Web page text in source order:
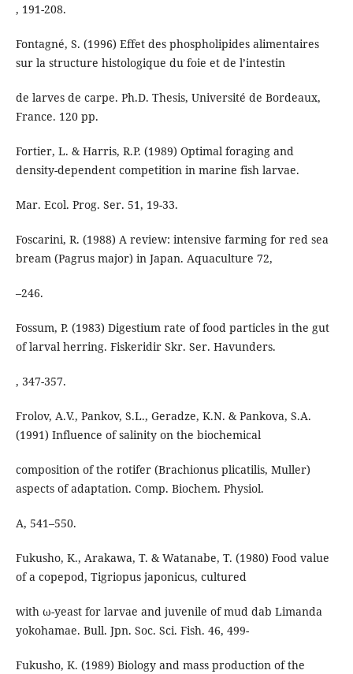
, 191-208.
Fontagné, S. (1996) Effet des phospholipides alimentaires
sur la structure histologique du foie et de l’intestin
de larves de carpe. Ph.D. Thesis, Université de Bordeaux,
France. 120 pp.
Fortier, L. & Harris, R.P. (1989) Optimal foraging and
density-dependent competition in marine fish larvae.
Mar. Ecol. Prog. Ser. 51, 19-33.
Foscarini, R. (1988) A review: intensive farming for red sea
bream (Pagrus major) in Japan. Aquaculture 72,
–246.
Fossum, P. (1983) Digestium rate of food particles in the gut
of larval herring. Fiskeridir Skr. Ser. Havunders.
, 347-357.
Frolov, A.V., Pankov, S.L., Geradze, K.N. & Pankova, S.A.
(1991) Influence of salinity on the biochemical
composition of the rotifer (Brachionus plicatilis, Muller)
aspects of adaptation. Comp. Biochem. Physiol.
A, 541–550.
Fukusho, K., Arakawa, T. & Watanabe, T. (1980) Food value
of a copepod, Tigriopus japonicus, cultured
with ω-yeast for larvae and juvenile of mud dab Limanda
yokohamae. Bull. Jpn. Soc. Sci. Fish. 46, 499-
Fukusho, K. (1989) Biology and mass production of the